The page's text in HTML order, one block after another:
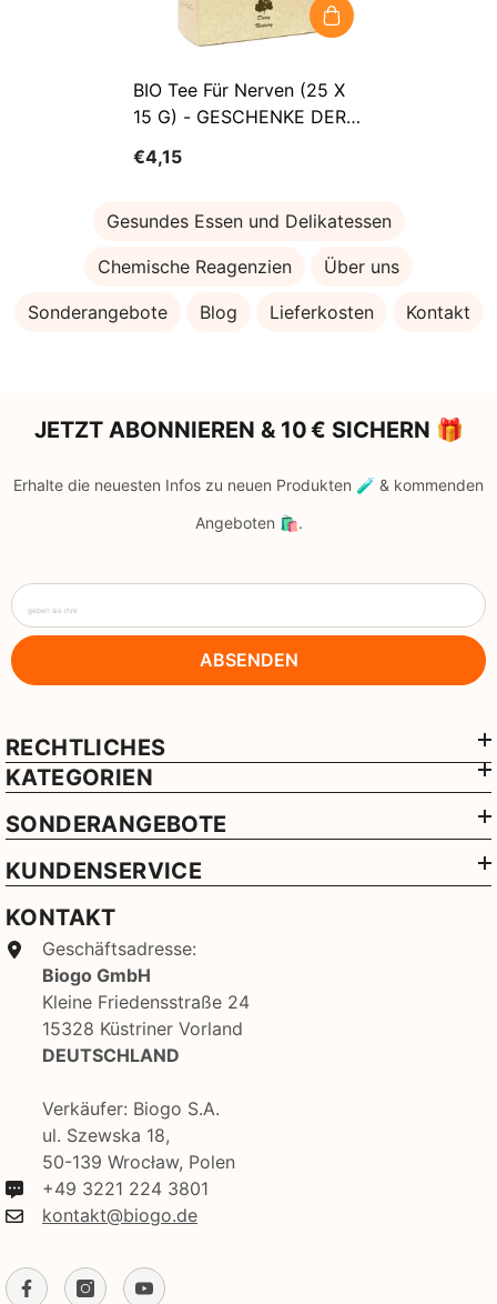
BIO Tee Für Nerven (25 X
15 G) - GESCHENKE DER
€4,15
Gesundes Essen und Delikatessen
Chemische Reagenzien Über uns
Sonderangebote Blog Lieferkosten Kontakt
JETZT ABONNIEREN & 10 € SICHERN 🎁
Erhalte die neuesten Infos zu neuen Produkten 🧪 & kommenden
Angeboten 🛍️.
geben sie ihre
ABSENDEN
RECHTLICHES
KATEGORIEN
SONDERANGEBOTE
KUNDENSERVICE
KONTAKT
Geschäftsadresse:
Biogo GmbH
Kleine Friedensstraße 24
15328 Küstriner Vorland
DEUTSCHLAND
Verkäufer: Biogo S.A.
ul. Szewska 18,
50-139 Wrocław, Polen
+49 3221 224 3801
kontakt@biogo.de